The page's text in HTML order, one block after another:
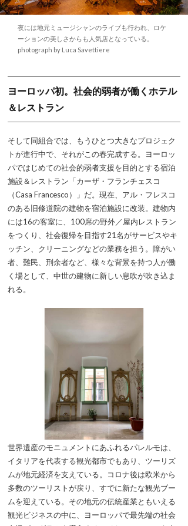
夜には地元ミュージシャンのライブも行われ、ロケ
ーションの美しさからも人気店となっている。
photograph by Luca Savettiere
ヨーロッパ初。社会的弱者が働くホテル
＆レストラン
そして同組合では、もうひとつ大きなプロジェク
トが進行中で、それがこの春完成する。ヨーロッ
パではじめての社会的弱者支援を目的とする宿泊
施設＆レストラン「カーザ・フランチェスコ
（Casa Francesco）」だ。現在、アル・フレスコ
のある旧修道院の建物を宿泊施設に改装。建物内
には16の客室に、100席の野外／屋内レストラン
をつくり、社会復帰を目指す21名がサービスやキ
ッチン、クリーニングなどの業務を担う。障がい
者、難民、刑余者など、様々な背景を持つ人が働
く場として、中世の建物に新しい息吹が吹き込ま
れる。
世界遺産のモニュメントにあふれるパレルモは、
イタリアを代表する観光都市でもあり、ツーリズ
ムが地元経済を支えている。コロナ後は欧米から
多数のツーリストが戻り、すでに新たな観光ブー
ムを迎えている。その地元の伝統産業ともいえる
観光ビジネスの中に、ヨーロッパで最先端の社会